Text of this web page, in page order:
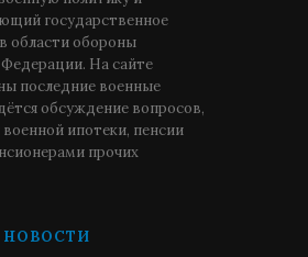
государственное
области обороны
На сайте
последние военные
обсуждение вопросов,
ипотеки, пенсии
прочих